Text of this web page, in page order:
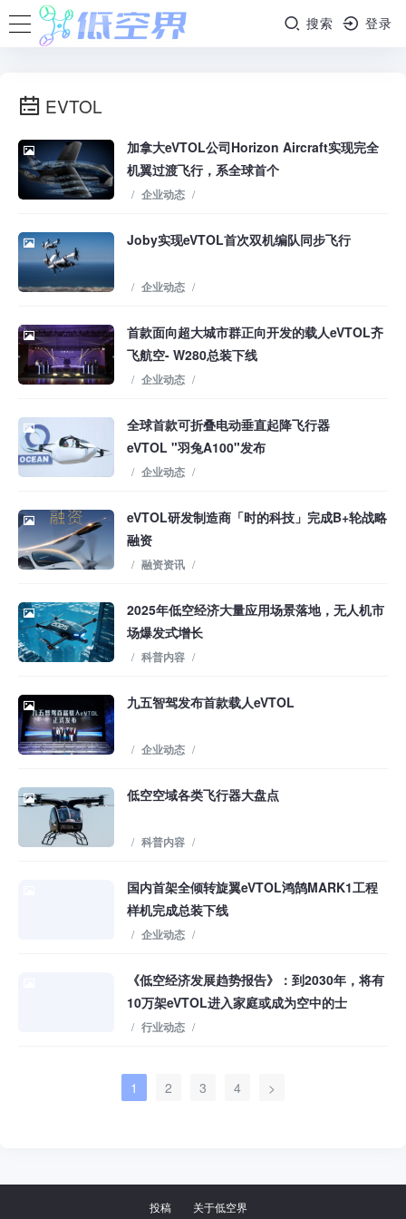
搜索 登录
EVTOL
加拿大eVTOL公司Horizon Aircraft实现完全
机翼过渡飞行，系全球首个
/ 企业动态 /
Joby实现eVTOL首次双机编队同步飞行
/ 企业动态 /
首款面向超大城市群正向开发的载人eVTOL齐
飞航空- W280总装下线
/ 企业动态 /
全球首款可折叠电动垂直起降飞行器
eVTOL "羽兔A100"发布
/ 企业动态 /
eVTOL研发制造商「时的科技」完成B+轮战略
融资
/ 融资资讯 /
2025年低空经济大量应用场景落地，无人机市
场爆发式增长
/ 科普内容 /
九五智驾发布首款载人eVTOL
/ 企业动态 /
低空空域各类飞行器大盘点
/ 科普内容 /
国内首架全倾转旋翼eVTOL鸿鹄MARK1工程
样机完成总装下线
/ 企业动态 /
《低空经济发展趋势报告》：到2030年，将有
10万架eVTOL进入家庭或成为空中的士
/ 行业动态 /
1 2 3 4 >
投稿 关于低空界